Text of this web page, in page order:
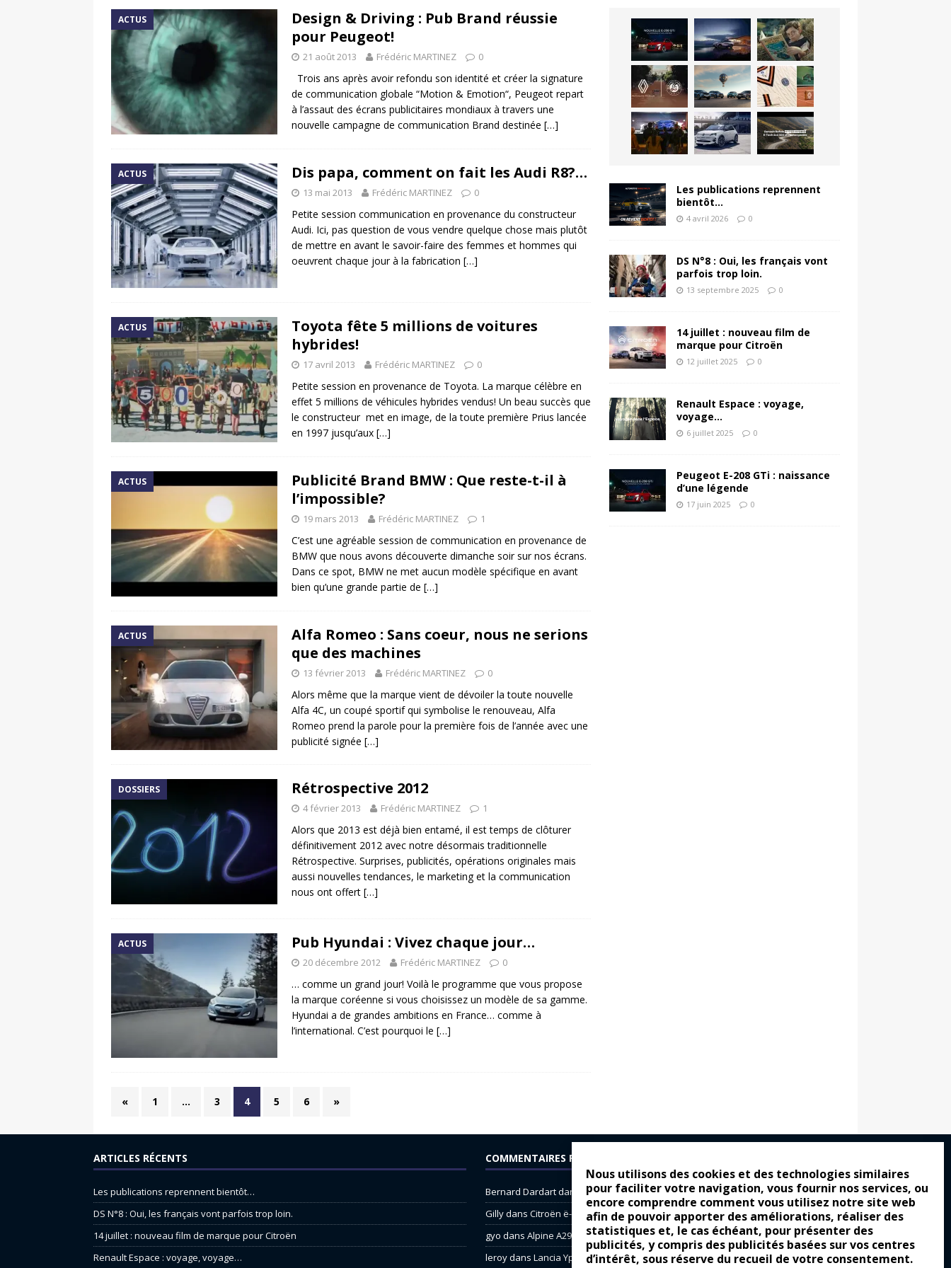
Nous utilisons des cookies et des technologies similaires
pour faciliter votre navigation, vous fournir nos services, ou
encore comprendre comment vous utilisez notre site web
afin de pouvoir apporter des améliorations, réaliser des
statistiques et, le cas échéant, pour présenter des
publicités, y compris des publicités basées sur vos centres
d’intérêt, sous réserve du recueil de votre consentement.
ACTUS
Design & Driving : Pub Brand réussie
pour Peugeot!
21 août 2013 Frédéric MARTINEZ 0
Trois ans après avoir refondu son identité et créer la signature
de communication globale “Motion & Emotion“, Peugeot repart
à l’assaut des écrans publicitaires mondiaux à travers une
nouvelle campagne de communication Brand destinée […]
ACTUS Dis papa, comment on fait les Audi R8?…
13 mai 2013 Frédéric MARTINEZ 0
Petite session communication en provenance du constructeur
Audi. Ici, pas question de vous vendre quelque chose mais plutôt
de mettre en avant le savoir-faire des femmes et hommes qui
oeuvrent chaque jour à la fabrication […]
ACTUS
Toyota fête 5 millions de voitures
hybrides!
17 avril 2013 Frédéric MARTINEZ 0
Petite session en provenance de Toyota. La marque célèbre en
effet 5 millions de véhicules hybrides vendus! Un beau succès que
le constructeur met en image, de la toute première Prius lancée
en 1997 jusqu’aux […]
ACTUS
Publicité Brand BMW : Que reste-t-il à
l’impossible?
19 mars 2013 Frédéric MARTINEZ 1
C’est une agréable session de communication en provenance de
BMW que nous avons découverte dimanche soir sur nos écrans.
Dans ce spot, BMW ne met aucun modèle spécifique en avant
bien qu’une grande partie de […]
ACTUS
Alfa Romeo : Sans coeur, nous ne serions
que des machines
13 février 2013 Frédéric MARTINEZ 0
Alors même que la marque vient de dévoiler la toute nouvelle
Alfa 4C, un coupé sportif qui symbolise le renouveau, Alfa
Romeo prend la parole pour la première fois de l’année avec une
publicité signée […]
DOSSIERS Rétrospective 2012
4 février 2013 Frédéric MARTINEZ 1
Alors que 2013 est déjà bien entamé, il est temps de clôturer
définitivement 2012 avec notre désormais traditionnelle
Rétrospective. Surprises, publicités, opérations originales mais
aussi nouvelles tendances, le marketing et la communication
nous ont offert […]
ACTUS Pub Hyundai : Vivez chaque jour…
20 décembre 2012 Frédéric MARTINEZ 0
… comme un grand jour! Voilà le programme que vous propose
la marque coréenne si vous choisissez un modèle de sa gamme.
Hyundai a de grandes ambitions en France… comme à
l’international. C’est pourquoi le […]
« 1 … 3 4 5 6 »
Les publications reprennent
bientôt…
4 avril 2026 0
DS N°8 : Oui, les français vont
parfois trop loin.
13 septembre 2025 0
14 juillet : nouveau film de
marque pour Citroën
12 juillet 2025 0
Renault Espace : voyage,
voyage…
6 juillet 2025 0
Peugeot E-208 GTi : naissance
d’une légende
17 juin 2025 0
ARTICLES RÉCENTS
Les publications reprennent bientôt…
DS N°8 : Oui, les français vont parfois trop loin.
14 juillet : nouveau film de marque pour Citroën
Renault Espace : voyage, voyage…
COMMENTAIRES RÉCENTS
Bernard Dardartdans
Dacia Sandero : pour les gens vrais
Gillydans Citroën ë-C3 : la révolution a commencé
gyo dans Alpine A290 : L’irrésistible attraction de la légèreté
leroydans Lancia Ypsilon : naturellement envoûtante ?